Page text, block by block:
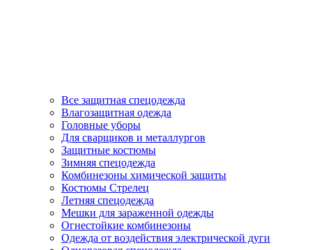
Все защитная спецодежда
Влагозащитная одежда
Головные уборы
Для сварщиков и металлургов
Защитные костюмы
Зимняя спецодежда
Комбинезоны химической защиты
Костюмы Стрелец
Летняя спецодежда
Мешки для зараженной одежды
Огнестойкие комбинезоны
Одежда от воздействия электрической дуги